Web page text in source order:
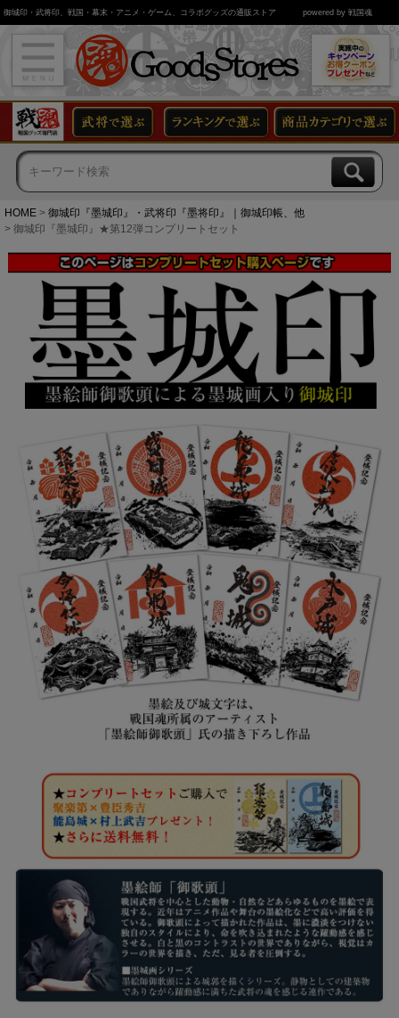
御城印・武将印、戦国・幕末・アニメ・ゲーム、コラボグッズの通販ストア powered by 戦国魂
HOME
御城印『墨城印』・武将印『墨将印』｜御城印帳、他
御城印『墨城印』★第12弾コンプリートセット